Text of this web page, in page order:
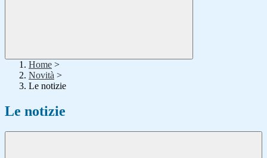
Home >
Novità >
Le notizie
Le notizie